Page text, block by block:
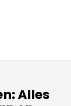
Alles